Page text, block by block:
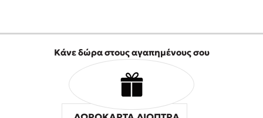
Pierdomenico Baccalario
Δανάη Ιμπραχήμ
Κάνε δώρα στους αγαπημένους σου